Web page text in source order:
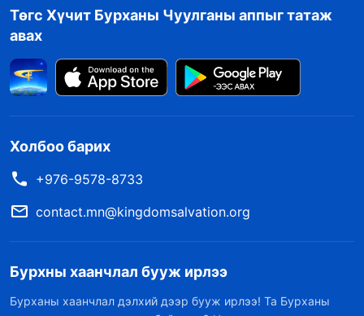
Төгс Хүчит Бурханы Чуулганы аппыг татаж
авах
Холбоо барих
+976-9578-8733
contact.mn@kingdomsalvation.org
Бурхны хаанчлал бууж ирлээ
Бурханы хаанчлал дэлхий дээр бууж ирлээ! Та Бурханы